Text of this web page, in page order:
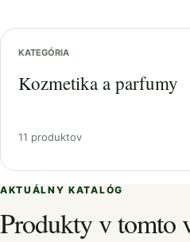
KATEGÓRIA
Kozmetika a parfumy
11 produktov
AKTUÁLNY KATALÓG
Produkty v tomto